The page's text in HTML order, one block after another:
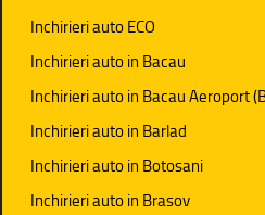
Inchirieri auto ECO
Inchirieri auto in Bacau
Inchirieri auto in Bacau Aeroport
Inchirieri auto in Barlad
Inchirieri auto in Botosani
Inchirieri auto in Brasov